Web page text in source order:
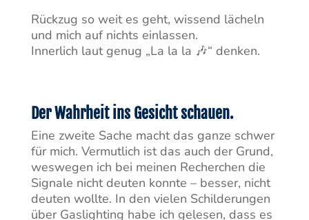
Rückzug so weit es geht, wissend lächeln
und mich auf nichts einlassen.
Innerlich laut genug „La la la 🎶“ denken.
Der Wahrheit ins Gesicht schauen.
Eine zweite Sache macht das ganze schwer
für mich. Vermutlich ist das auch der Grund,
weswegen ich bei meinen Recherchen die
Signale nicht deuten konnte – besser, nicht
deuten wollte. In den vielen Schilderungen
über Gaslighting habe ich gelesen, dass es